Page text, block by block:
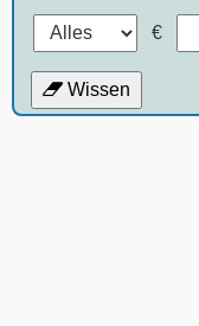
€
Wissen